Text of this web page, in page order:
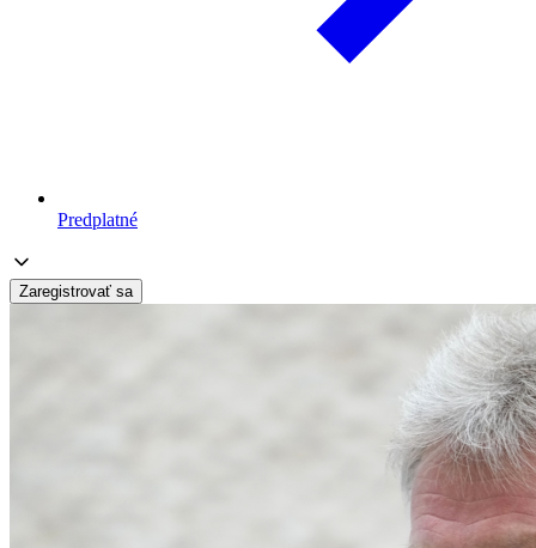
Predplatné
Zaregistrovať sa